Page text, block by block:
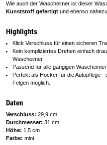
Wie auch der Wascheimer ist dieser
Kunststoff gefertigt und ebenso
Highlights
Klick Verschluss für einen sicheren
Kein kompliziertes Drehen einfach
Wascheimer
Passend für alle gängigen
Perfekt als Hocker für die Autopflege
Felgen möglich.
Daten
Verschluss: 29,9 cm
Durchmesser: 31 cm
Höhe: 1,5 cm
Farbe: mint